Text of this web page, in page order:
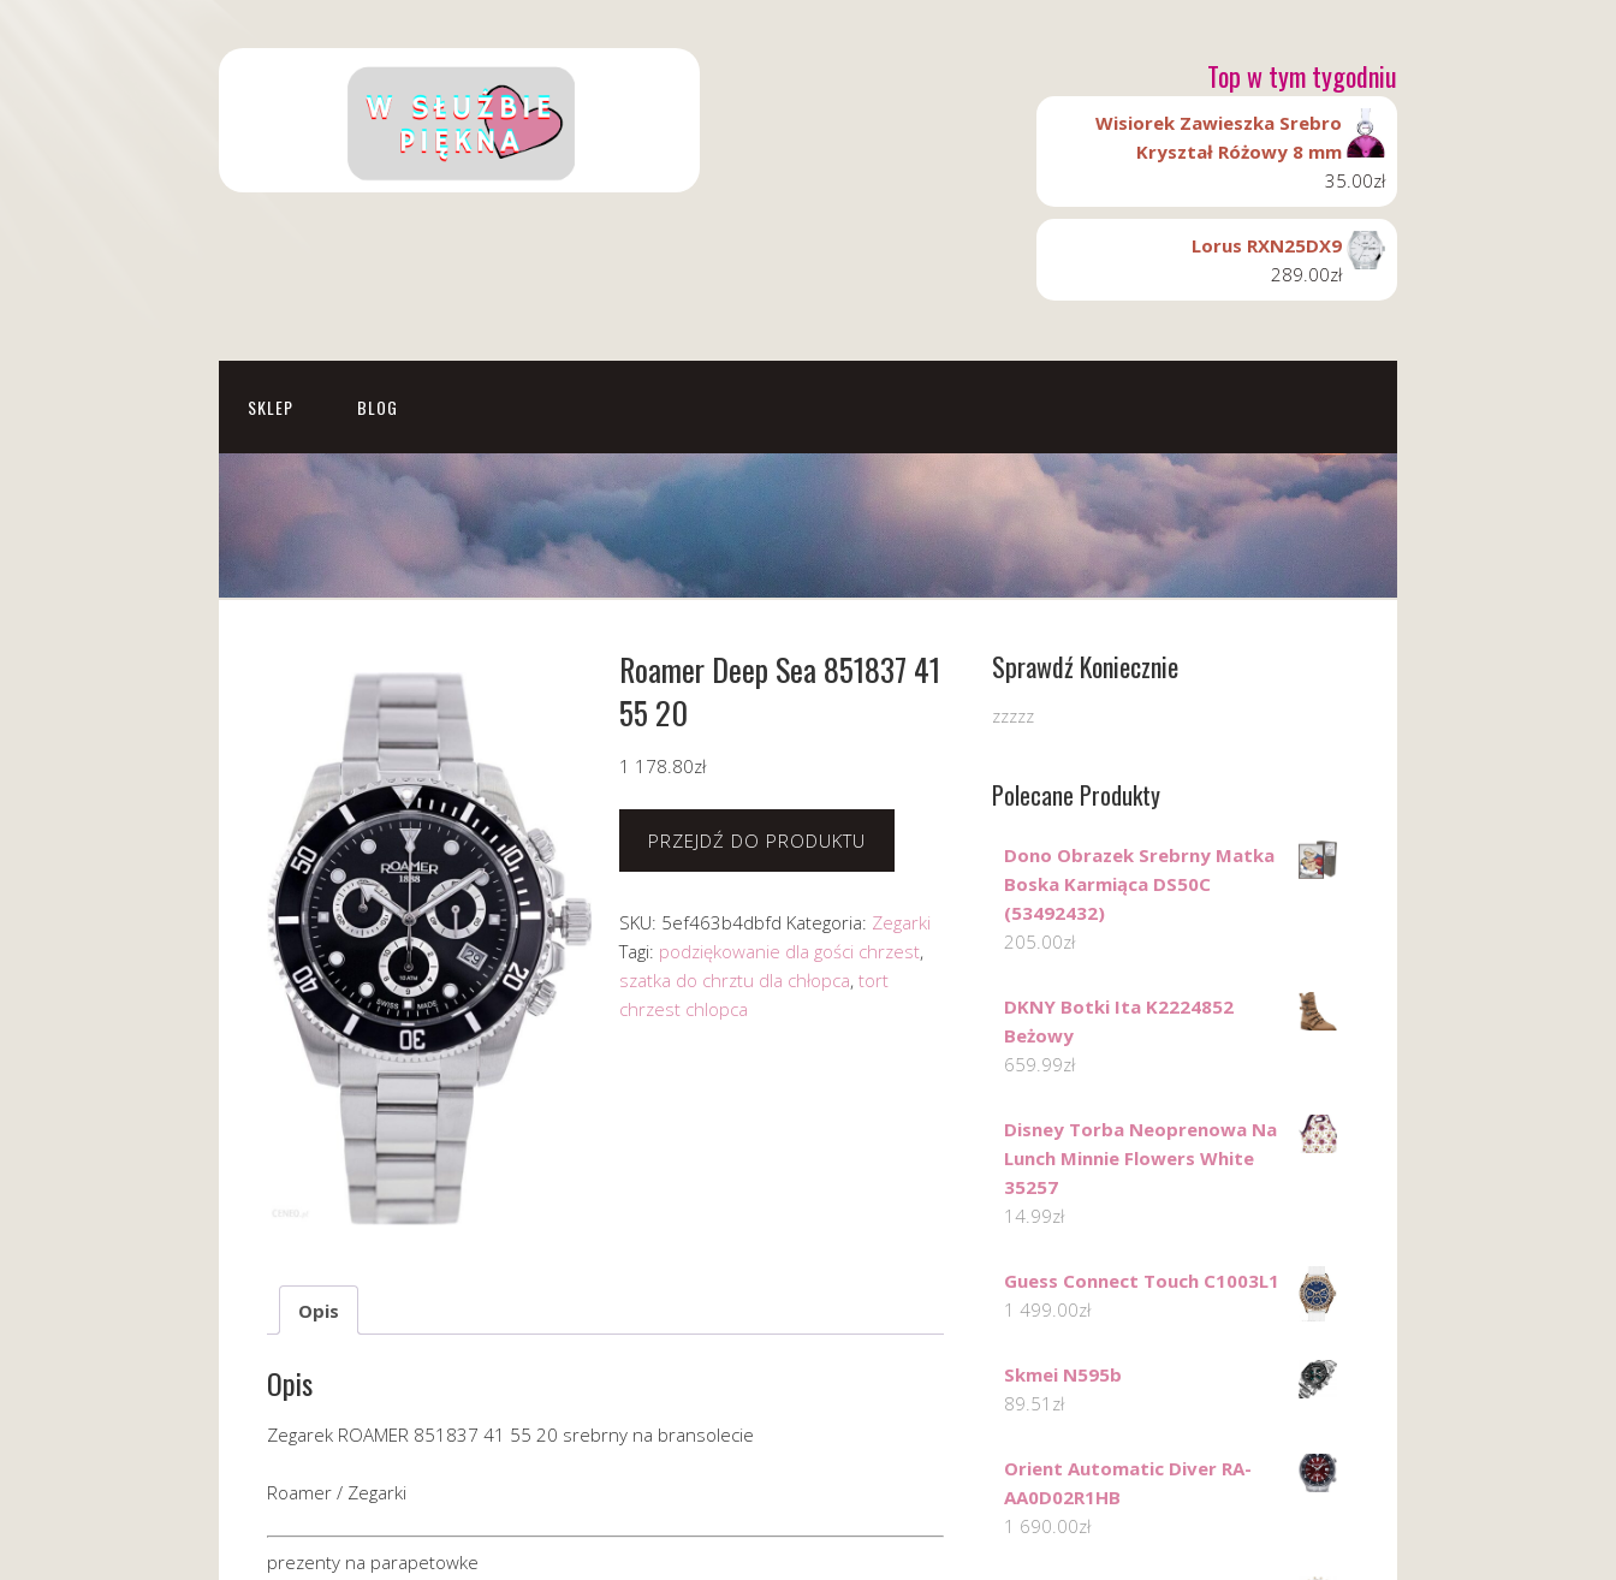
Top w tym tygodniu
Wisiorek Zawieszka Srebro
Kryształ Różowy 8 mm
35.00zł
Lorus RXN25DX9
289.00zł
SKLEP BLOG
Roamer Deep Sea 851837 41
55 20
1 178.80zł
PRZEJDŹ DO PRODUKTU
SKU: 5ef463b4dbfd Kategoria: Zegarki
Tagi: podziękowanie dla gości chrzest,
szatka do chrztu dla chłopca, tort
chrzest chlopca
Opis
Opis
Zegarek ROAMER 851837 41 55 20 srebrny na bransolecie
Roamer / Zegarki
prezenty na parapetowke
Sprawdź Koniecznie
zzzzz
Polecane Produkty
Dono Obrazek Srebrny Matka
Boska Karmiąca DS50C
(53492432)
205.00zł
DKNY Botki Ita K2224852
Beżowy
659.99zł
Disney Torba Neoprenowa Na
Lunch Minnie Flowers White
35257
14.99zł
Guess Connect Touch C1003L1
1 499.00zł
Skmei N595b
89.51 zł
Orient Automatic Diver RA-
AA0D02R1HB
1 690.00zł